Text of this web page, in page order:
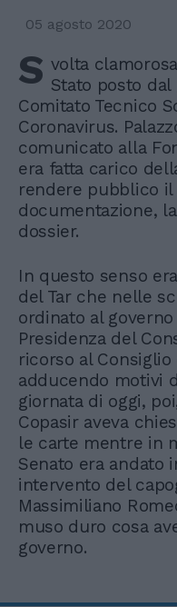
05 agosto 2020
S volta
Stato posto
Comitato Tecnico
Coronavirus.
comunicato alla
era fatta carico
rendere pubblico
documentazione,
dossier.
In questo senso
del Tar che nelle
ordinato al
Presidenza del
ricorso al
adducendo motivi
giornata di oggi,
Copasir aveva
le carte mentre in
Senato era andato
intervento del
Massimiliano
muso duro cosa
governo.